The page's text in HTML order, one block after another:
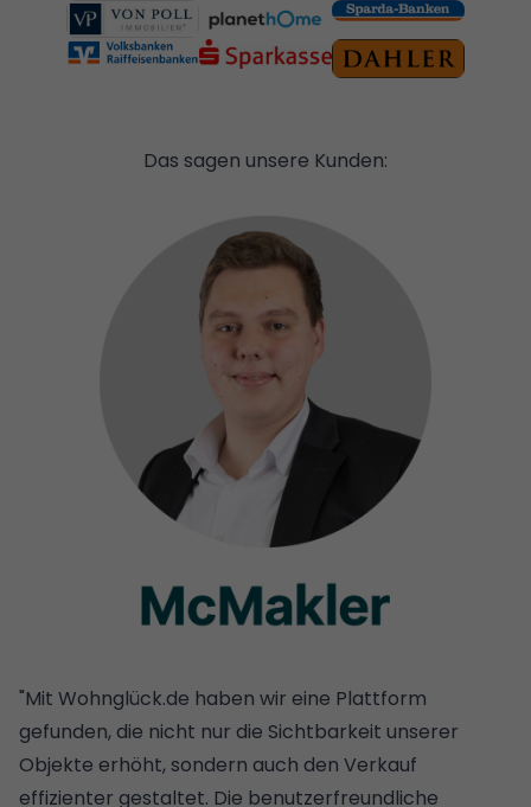
Das sagen unsere Kunden:
"Mit Wohnglück.de haben wir eine Plattform
gefunden, die nicht nur die Sichtbarkeit unserer
Objekte erhöht, sondern auch den Verkauf
effizienter gestaltet. Die benutzerfreundliche